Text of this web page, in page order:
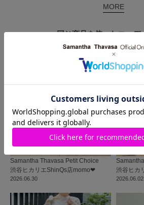
MORE
同じ商品を使ったコーデ
2026.06.30
Samantha Thavasa Petit Choice
渋谷ヒカリエShinQs店momo‪‪❤︎‬
2026.06.02
渋谷ヒカ